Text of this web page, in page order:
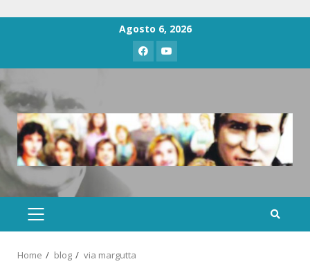
Agosto 6, 2026
Home blog via margutta